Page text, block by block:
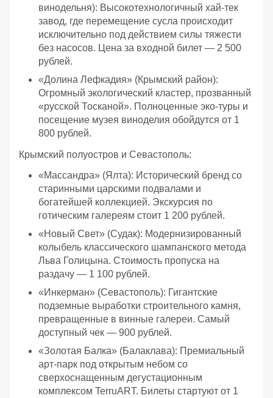
винодельня): Высокотехнологичный хай-тек
завод, где перемещение сусла происходит
исключительно под действием силы тяжести
без насосов. Цена за входной билет — 2 500
рублей.
«Долина Лефкадия» (Крымский район):
Огромный экологический кластер, прозванный
«русской Тосканой». Полноценные эко-туры и
посещение музея виноделия обойдутся от 1
800 рублей.
Крымский полуостров и Севастополь:
«Массандра» (Ялта): Исторический бренд со
старинными царскими подвалами и
богатейшей коллекцией. Экскурсия по
готическим галереям стоит 1 200 рублей.
«Новый Свет» (Судак): Модернизированный
колыбель классического шампанского метода
Льва Голицына. Стоимость пропуска на
раздачу — 1 100 рублей.
«Инкерман» (Севастополь): Гигантские
подземные выработки строительного камня,
превращенные в винные галереи. Самый
доступный чек — 900 рублей.
«Золотая Балка» (Балаклава): Премиальный
арт-парк под открытым небом со
сверхоснащенным дегустационным
комплексом TerruART. Билеты стартуют от 1